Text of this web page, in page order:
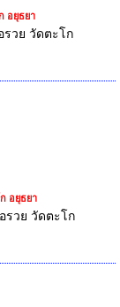
อยุธยา
วย วัดตะโก
อยุธยา
รวย วัดตะโก